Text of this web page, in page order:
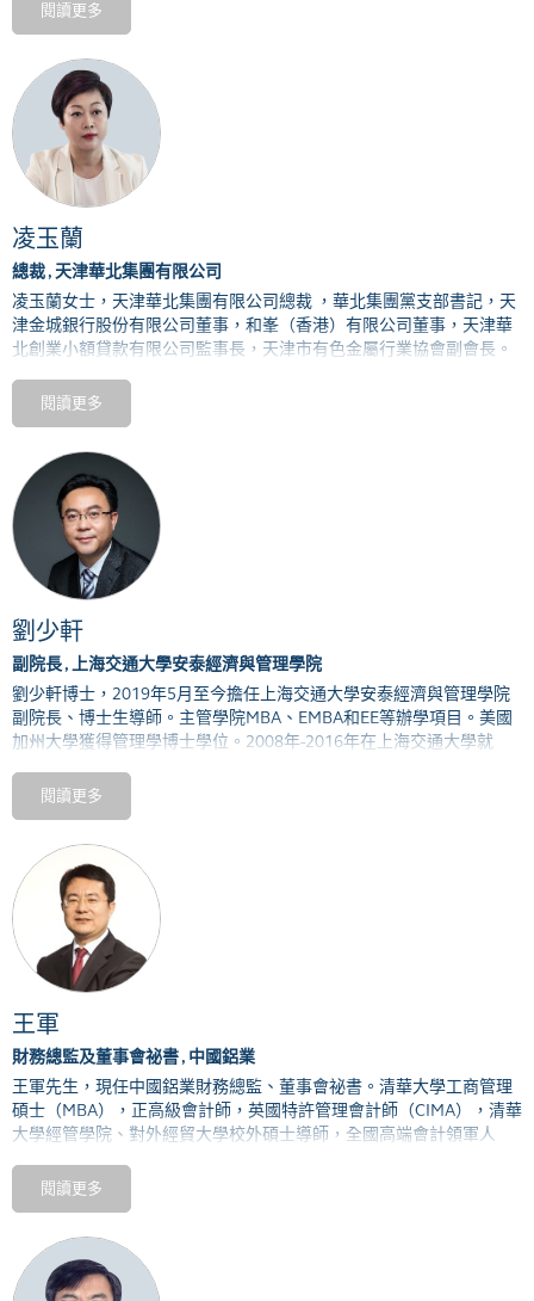
閱讀更多
凌玉蘭
總裁 , 天津華北集團有限公司
凌玉蘭女士，天津華北集團有限公司總裁 ，華北集團黨支部書記 ，天
津金城銀行股份有限公司董事，和峯（香港）有限公司董事，天津華
北創業小額貸款有限公司監事長，天津市有色金屬行業協會副會長。
超過30年的有色金屬行業從業經驗，對銅加工製造產業鏈有着豐富的
經驗，同時對大宗商品，金融，貿易，資本運作等相關產業有着深厚
的行業背景。
閱讀更多
劉少軒
副院長 , 上海交通大學安泰經濟與管理學院
劉少軒博士， 2019年5月至今擔任上海交通大學安泰經濟與管理學院
副院長、博士生導師。主管學院MBA 、 EMBA和EE等辦學項目。美國
加州大學獲得管理學博士學位。 2008年-2016年在上海交通大學就
海交通大學文科建設處副處長。期間分別在
理工學院（
）擔任訪問學者。
院創始院長、教授。
閱讀更多
王軍
財務總監及董事會祕書 , 中國鋁業
王軍先生，現任中國鋁業財務總監、董事會祕書。清華大學工商管理
碩士（MBA），正高級會計師，英國特許管理會計師（CIMA），清華
大學經管學院、對外經貿大學校外碩士導師，全國高端會計領軍人
董祕。王先生從業有色金屬行業近三十年，擁有豐富的財務、管理及
資本運作經驗，有海外大型礦業公司管理實踐經驗。
閱讀更多